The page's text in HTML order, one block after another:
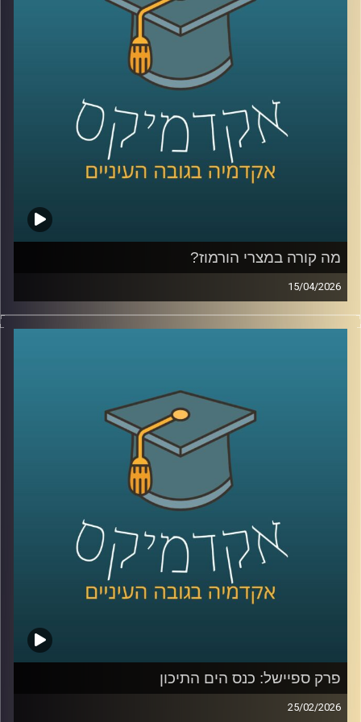
מחשבה, מרגישים עבור חלקם פחות ופחות כאלה.
ובמקביל, קורה תהליך הפוך:
ישראל, שלרבים הייתה פעם אופציה רחוקה, מורכבת, לפעמים
אפילו לא על הרדאר האקדמי, הופכת ליעד אמיתי.
לא רק מסיבות אידיאולוגיות, אלא גם כהחלטה פרקטית: איפה
ללמוד, איפה לחיות, ואיפה להרגיש בבית.
אז האם אנחנו רואים כאן תגובה רגעית למציאות מתוחה או
שינוי עמוק בזהות של דור שלם?
היום נדבר עם יונתן דייויס, סגן נשיא לקשרי חוץ וראש בית
הספר הבינלאומי ע״ש רפאל רקנאטי באוניברסיטת רייכמן,
מהשירות כחייל בודד בצנחנים, דרך שליחויות ברחבי העולם,
בברית המועצות לשעבר, בקייפטאון, בוסטון ורומא ועד
לעבודה יומיומית עם אלפי סטודנטים בינלאומיים, הוא רואה
מקרוב איך העולם משתנה, ואיך צעירים יהודים מקבלים
החלטות שמעצבות את העתיד שלהם.
אז מה באמת קורה היום בקמפוסים?
AudioVersity
מה קורה במצרי הורמוז?
15/04/2026
בשבועות האחרונים אנחנו שומעים אמירות דרמטיות סביב
מצרי הורמוז, דיבורים על מצור, איומים מצד איראן, ואפילו
אבל מה שמעניין הוא שלא צריך מלחמה בפועל כדי להזיז את
העולם, מספיק חשש.
איך מעבר ימי יחסית קטן מצליח להשפיע על מחירי האנרגיה,
על שרשראות אספקה, ובסוף גם על יוקר המחיה של כולנו?
ולמה גם מדינות שלא תלויות בו ישירות, עדיין מושפעות מכל
מה שקורה שם?
כדי להבין את כל זאת ועוד, נמצא איתנו היום אברי שכטר, מנהל
מכון ינאי לביטחון אנרגטי באוניברסיטת רייכמן
פרק ספיישל: כנס הים התיכון
25/02/2026